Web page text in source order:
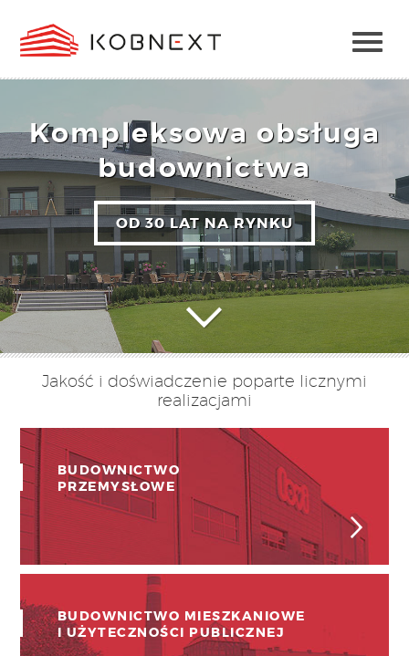
Kompleksowa obsługa
budownictwa
OD 30 LAT NA RYNKU
Jakość i doświadczenie poparte licznymi
realizacjami
BUDOWNICTWO
PRZEMYSŁOWE
BUDOWNICTWO MIESZKANIOWE
I UŻYTECZNOŚCI PUBLICZNEJ